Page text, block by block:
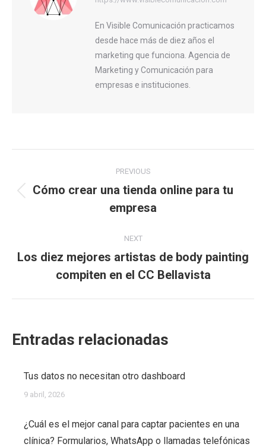
En Visible Comunicación practicamos
desde hace más de diez años el
marketing que funciona. Agencia de
Marketing y Comunicación para
empresas e instituciones.
navigation
PREVIOUS
Previous
post:
Cómo crear una tienda online para tu
empresa
NEXT
Next
post:
Los diez mejores artistas de body painting
compiten en el CC Bellavista
Entradas relacionadas
Tus datos no necesitan otro dashboard
9 abril, 2026
¿Cuál es el mejor canal para captar pacientes en una
clínica? Formularios, WhatsApp o llamadas telefónicas